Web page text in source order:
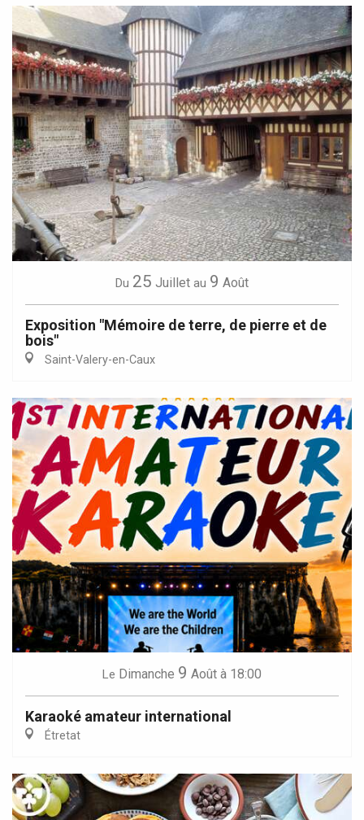
Du 25 Juillet au 9 Août
Exposition "Mémoire de terre, de pierre et de
bois"
Saint-Valery-en-Caux
Le Dimanche 9 Août à 18:00
Karaoké amateur international
Étretat